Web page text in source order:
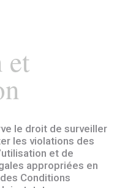
et
le droit de surveiller
les violations des
et de
appropriées en
Conditions